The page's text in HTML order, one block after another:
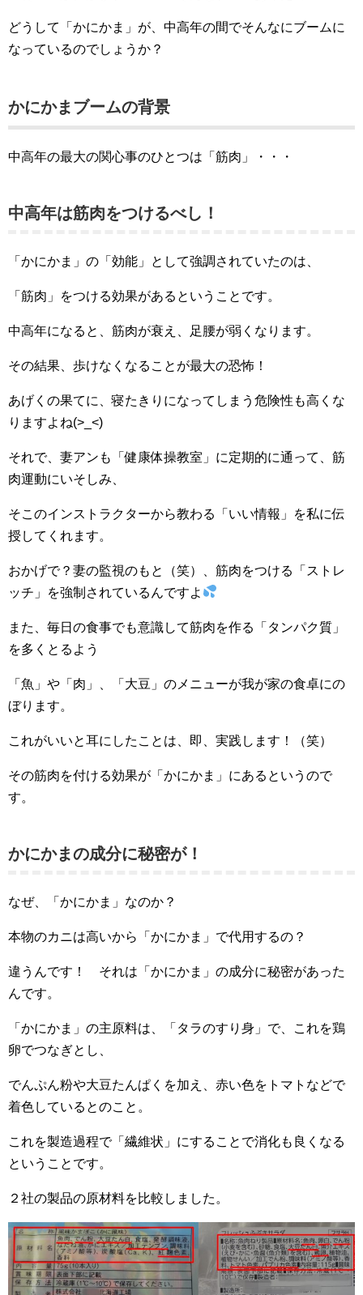
どうして「かにかま」が、中高年の間でそんなにブームに
なっているのでしょうか？
かにかまブームの背景
中高年の最大の関心事のひとつは「筋肉」・・・
中高年は筋肉をつけるべし！
「かにかま」の「効能」として強調されていたのは、
「筋肉」をつける効果があるということです。
中高年になると、筋肉が衰え、足腰が弱くなります。
その結果、歩けなくなることが最大の恐怖！
あげくの果てに、寝たきりになってしまう危険性も高くな
りますよね(>_<)
それで、妻アンも「健康体操教室」に定期的に通って、筋
肉運動にいそしみ、
そこのインストラクターから教わる「いい情報」を私に伝
授してくれます。
おかげで？妻の監視のもと（笑）、筋肉をつける「ストレ
ッチ」を強制されているんですよ
また、毎日の食事でも意識して筋肉を作る「タンパク質」
を多くとるよう
「魚」や「肉」、「大豆」のメニューが我が家の食卓にの
ぼります。
これがいいと耳にしたことは、即、実践します！（笑）
その筋肉を付ける効果が「かにかま」にあるというので
す。
かにかまの成分に秘密が！
なぜ、「かにかま」なのか？
本物のカニは高いから「かにかま」で代用するの？
違うんです！ それは「かにかま」の成分に秘密があった
んです。
「かにかま」の主原料は、「タラのすり身」で、これを鶏
卵でつなぎとし、
でんぷん粉や大豆たんぱくを加え、赤い色をトマトなどで
着色しているとのこと。
これを製造過程で「繊維状」にすることで消化も良くなる
ということです。
２社の製品の原材料を比較しました。